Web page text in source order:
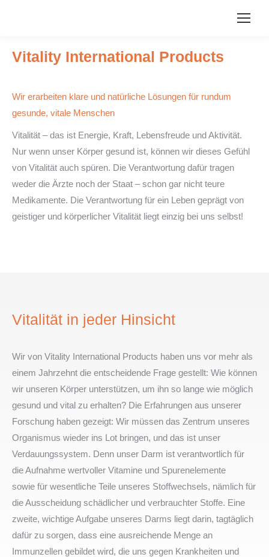
Vitality International Products
Wir erarbeiten klare und natürliche Lösungen für rundum
gesunde, vitale Menschen
Vitalität – das ist Energie, Kraft, Lebensfreude und Aktivität.
Nur wenn unser Körper gesund ist, können wir dieses Gefühl
von Vitalität auch spüren. Die Verantwortung dafür tragen
weder die Ärzte noch der Staat – schon gar nicht teure
Medikamente. Die Verantwortung für ein Leben geprägt von
geistiger und körperlicher Vitalität liegt einzig bei uns selbst!
Vitalität in jeder Hinsicht
Wir von Vitality International Products haben uns vor mehr als
einem Jahrzehnt die entscheidende Frage gestellt: Wie können
wir unseren Körper unterstützen, um ihn so lange wie möglich
gesund und vital zu erhalten? Die Erfahrungen aus unserer
Forschung haben gezeigt: Wir müssen das Zentrum unseres
Organismus wieder ins Lot bringen, und das ist unser
Verdauungssystem. Denn unser Darm ist verantwortlich für
die Aufnahme wertvoller Vitamine und Spurenelemente
sowie für wesentliche Teile unseres Stoffwechsels, nämlich für
die Ausscheidung schädlicher und verbrauchter Stoffe. Eine
zweite, wichtige Aufgabe unseres Darms liegt darin, tagtäglich
dafür zu sorgen, dass eine ausreichende Menge an
Immunzellen gebildet wird, die uns gegen Krankheiten und